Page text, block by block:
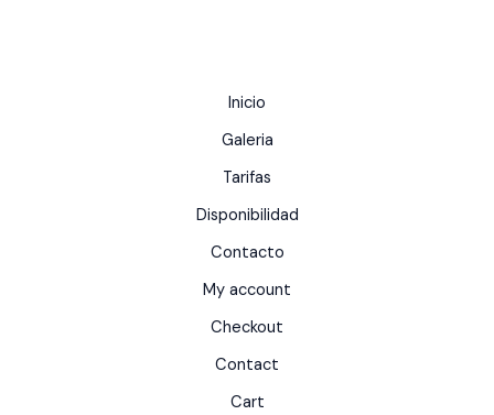
Inicio
Galeria
Tarifas
Disponibilidad
Contacto
My account
Checkout
Contact
Cart